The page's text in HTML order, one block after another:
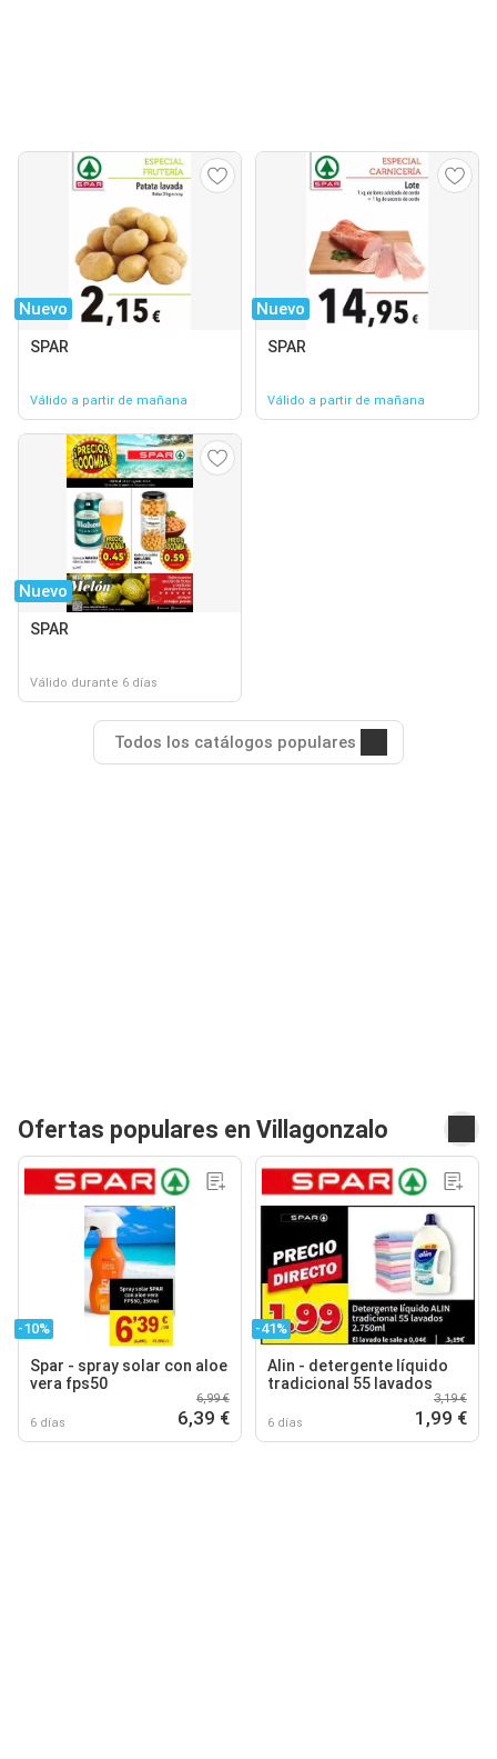
Nuevo
SPAR
Válido a partir de mañana
Nuevo
SPAR
Válido a partir de mañana
Nuevo
SPAR
Válido durante 6 días
Todos los catálogos populares
Ofertas populares en Villagonzalo
-10%
Spar - spray solar con aloe
vera fps50
6 días
6,99 €
6,39 €
-41%
Alin - detergente líquido
tradicional 55 lavados
6 días
3,19 €
1,99 €